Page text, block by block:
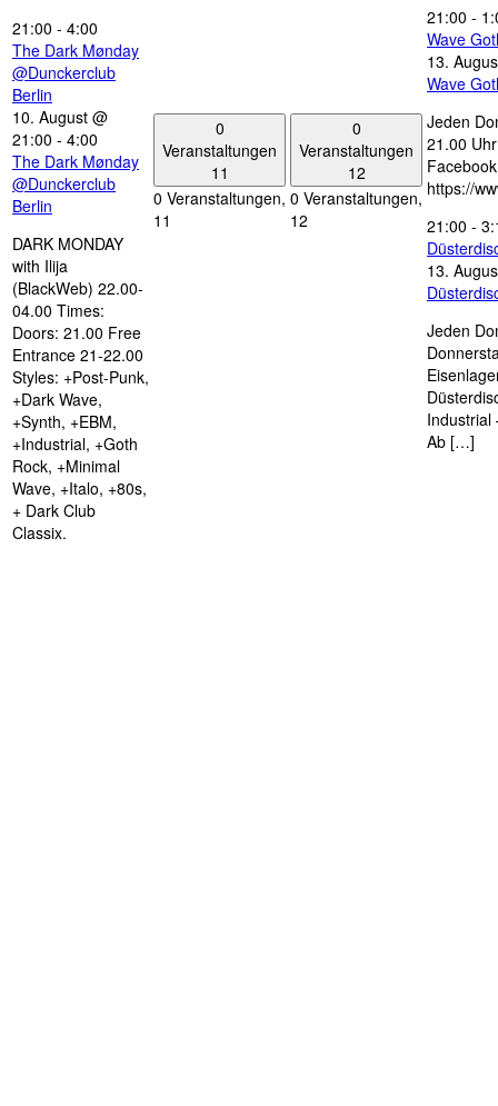
21:00 - 4:00
The Dark Mønday
@Dunckerclub
Berlin
10. August @
21:00 - 4:00
The Dark Mønday
@Dunckerclub
Berlin
DARK MONDAY
with Ilija
(BlackWeb) 22.00-
04.00 Times:
Doors: 21.00 Free
Entrance 21-22.00
Styles: +Post-Punk,
+Dark Wave,
+Synth, +EBM,
+Industrial, +Goth
Rock, +Minimal
Wave, +Italo, +80s,
+ Dark Club
Classix.
0
Veranstaltungen
11
0 Veranstaltungen,
11
0
Veranstaltungen
12
0 Veranstaltungen,
12
21:00 -
Wave
13.
Wave
Jeden
21.00
https://
21:00 -
13.
Jeden
Industrial
Ab […]